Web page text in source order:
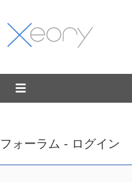
フォーラム - ログイン